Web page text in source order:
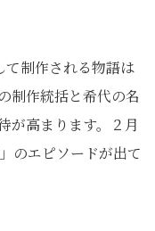
て制作される物語は
制作統括と希代の名
が高まります。２月
のエピソードが出て